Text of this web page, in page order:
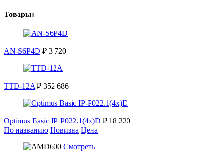
Товары:
AN-S6P4D ₽ 3 720
TTD-12A ₽ 352 686
Optimus Basic IP-P022.1(4x)D ₽ 18 220
По названию Новизна Цена
Смотреть